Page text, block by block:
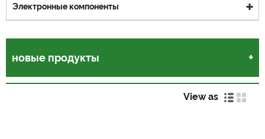
Электронные компоненты
новые продукты
View as